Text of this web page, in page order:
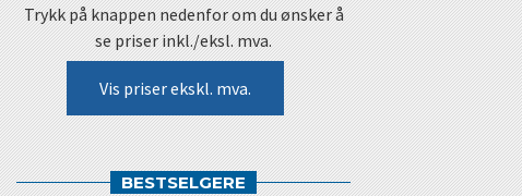
Trykk på knappen nedenfor om du ønsker å
se priser inkl./eksl. mva.
Vis priser ekskl. mva.
BESTSELGERE